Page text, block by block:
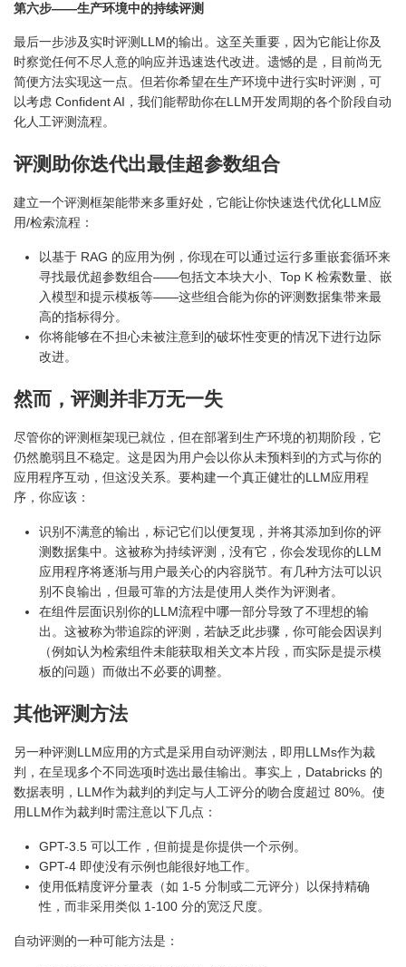
第六步——生产环境中的持续评测
最后一步涉及实时评测LLM的输出。这至关重要，因为它能让你及
时察觉任何不尽人意的响应并迅速迭代改进。遗憾的是，目前尚无
简便方法实现这一点。但若你希望在生产环境中进行实时评测，可
以考虑 Confident AI，我们能帮助你在LLM开发周期的各个阶段自动
化人工评测流程。
评测助你迭代出最佳超参数组合
建立一个评测框架能带来多重好处，它能让你快速迭代优化LLM应
用/检索流程：
以基于 RAG 的应用为例，你现在可以通过运行多重嵌套循环来
寻找最优超参数组合——包括文本块大小、Top K 检索数量、嵌
入模型和提示模板等——这些组合能为你的评测数据集带来最
高的指标得分。
你将能够在不担心未被注意到的破坏性变更的情况下进行边际
改进。
然而，评测并非万无一失
尽管你的评测框架现已就位，但在部署到生产环境的初期阶段，它
仍然脆弱且不稳定。这是因为用户会以你从未预料到的方式与你的
应用程序互动，但这没关系。要构建一个真正健壮的LLM应用程
序，你应该：
识别不满意的输出，标记它们以便复现，并将其添加到你的评
测数据集中。这被称为持续评测，没有它，你会发现你的LLM
应用程序将逐渐与用户最关心的内容脱节。有几种方法可以识
别不良输出，但最可靠的方法是使用人类作为评测者。
在组件层面识别你的LLM流程中哪一部分导致了不理想的输
出。这被称为带追踪的评测，若缺乏此步骤，你可能会因误判
（例如认为检索组件未能获取相关文本片段，而实际是提示模
板的问题）而做出不必要的调整。
其他评测方法
另一种评测LLM应用的方式是采用自动评测法，即用LLMs作为裁
判，在呈现多个不同选项时选出最佳输出。事实上，Databricks 的
数据表明，LLM作为裁判的判定与人工评分的吻合度超过 80%。使
用LLM作为裁判时需注意以下几点：
GPT-3.5 可以工作，但前提是你提供一个示例。
GPT-4 即使没有示例也能很好地工作。
使用低精度评分量表（如 1-5 分制或二元评分）以保持精确
性，而非采用类似 1-100 分的宽泛尺度。
自动评测的一种可能方法是：